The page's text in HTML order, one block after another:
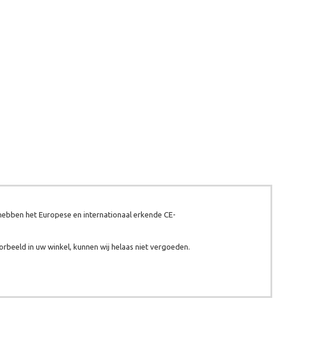
het Europese en internationaal erkende CE-
in uw winkel, kunnen wij helaas niet vergoeden.